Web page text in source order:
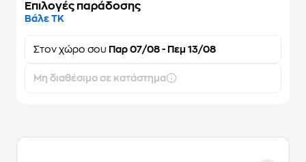
Επιλογές παράδοσης
Βάλε ΤΚ
Στον χώρο σου Παρ 07/08 - Πεμ 13/08
Μη διαθέσιμο σε κατάστημα